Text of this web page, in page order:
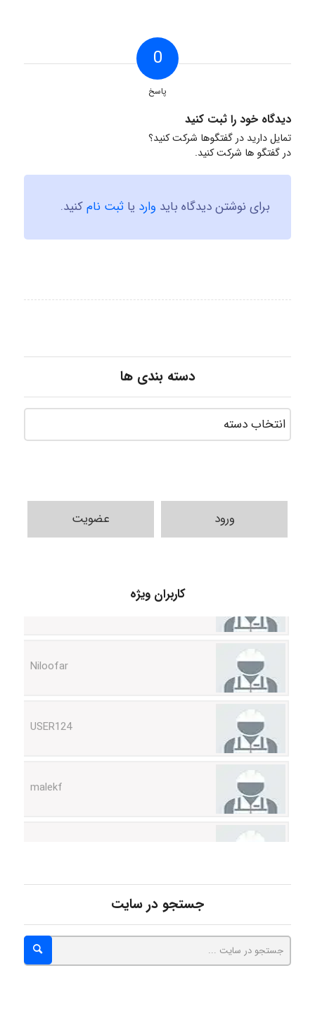
0
پاسخ
دیدگاه خود را ثبت کنید
تمایل دارید در گفتگوها شرکت کنید؟
در گفتگو ها شرکت کنید.
برای نوشتن دیدگاه باید وارد یا ثبت نامکنید.
دسته بندی ها
ورود عضویت
کاربران ویژه
A.balandeh
جستجو در سایت